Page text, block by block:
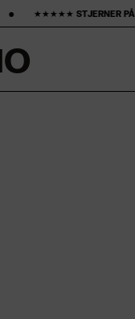
PÅ GOOGLE ‎ ‎ ‎ ‎ ‎ ‎ ‎ •‎
O